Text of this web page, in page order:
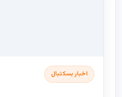
اخبار بسکتبال